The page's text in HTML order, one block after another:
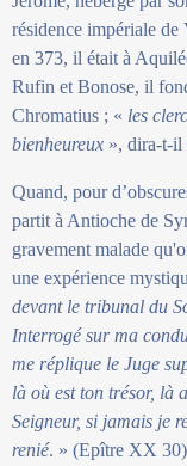
résidence impériale
en 373, il était à
Rufin et Bonose, il
Chromatius ; « les
bienheureux », dira-t-il
Quand, pour
partit à Antioche de
gravement malade
une expérience
devant le tribunal du
Interrogé sur ma
me réplique le Juge
là où est ton trésor, là
Seigneur, si jamais je
renié. » (Epître XX